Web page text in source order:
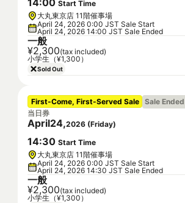
14:00 Start Time
大丸東京店 11階催事場
April 24, 2026 0:00 JST Sale Start
April 24, 2026 14:00 JST Sale Ended
一般
¥2,300(tax included)
小学生（¥1,300）
Sold Out
First-Come, First-Served Sale Sale Ended
当日券
April24,2026 (Friday)
14:30 Start Time
大丸東京店 11階催事場
April 24, 2026 0:00 JST Sale Start
April 24, 2026 14:30 JST Sale Ended
一般
¥2,300(tax included)
小学生（¥1,300）